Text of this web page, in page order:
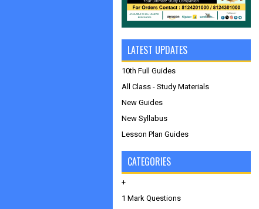
LATEST UPDATES
10th Full Guides
All Class - Study Materials
New Guides
New Syllabus
Lesson Plan Guides
CATEGORIES
+
1 Mark Questions